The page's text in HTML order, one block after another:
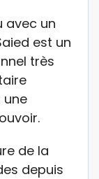
avec un
est un
très
une
de la
depuis